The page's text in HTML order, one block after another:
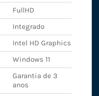
FullHD
Integrado
Intel HD Graphics
Windows 11
Garantia de 3
anos